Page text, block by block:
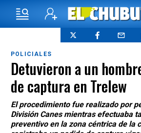
POLICIALES
Detuvieron a un
de captura en Trelew
El procedimiento fue realizado por
División Canes mientras efectuaba
preventivo en la zona céntrica de la